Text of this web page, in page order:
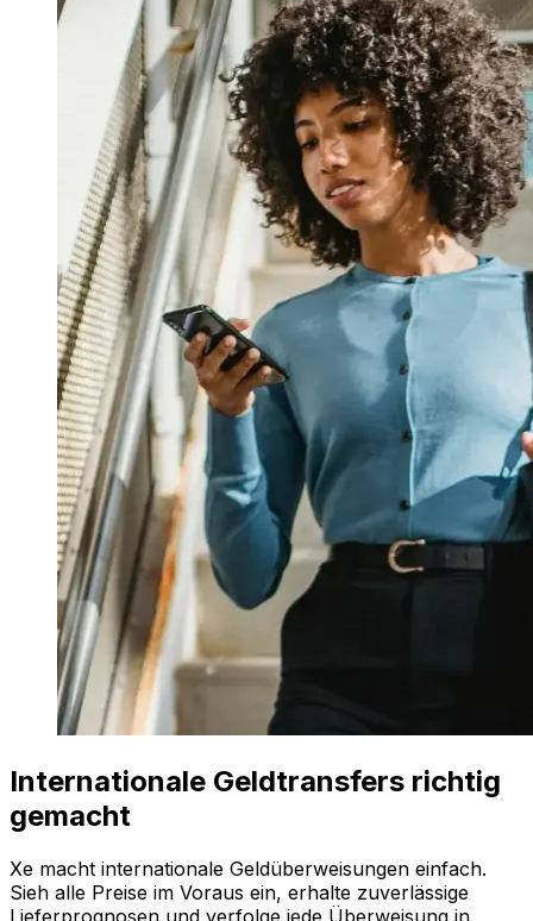
Internationale Geldtransfers richtig
gemacht
Xe macht internationale Geldüberweisungen einfach.
Sieh alle Preise im Voraus ein, erhalte zuverlässige
Lieferprognosen und verfolge jede Überweisung in